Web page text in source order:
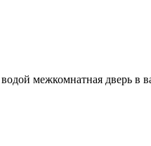
межкомнатная дверь в